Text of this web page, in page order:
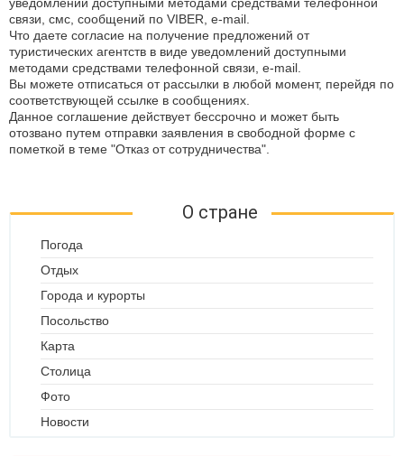
связи, смс, сообщений по VIBER, e-mail.
Что даете согласие на получение предложений от
туристических агентств в виде уведомлений доступными
методами средствами телефонной связи, e-mail.
Вы можете отписаться от рассылки в любой момент, перейдя по
соответствующей ссылке в сообщениях.
Данное соглашение действует бессрочно и может быть
отозвано путем отправки заявления в свободной форме с
пометкой в теме "Отказ от сотрудничества".
О стране
Погода
Отдых
Города и курорты
Посольство
Карта
Столица
Фото
Новости